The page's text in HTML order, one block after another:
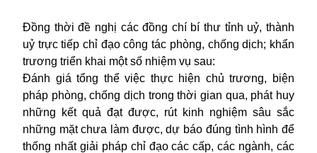
Đồng thời đề nghị các đồng chí bí thư tỉnh uỷ, thành
uỷ trực tiếp chỉ đạo công tác phòng, chống dịch; khẩn
trương triển khai một số nhiệm vụ sau:
Đánh giá tổng thể việc thực hiện chủ trương, biện
pháp phòng, chống dịch trong thời gian qua, phát huy
những kết quả đạt được, rút kinh nghiệm sâu sắc
những mặt chưa làm được, dự báo đúng tình hình để
thống nhất giải pháp chỉ đạo các cấp, các ngành, các